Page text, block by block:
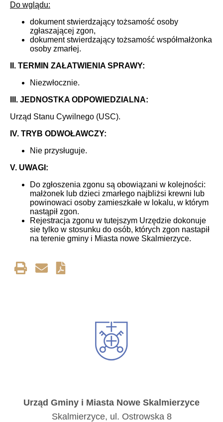
Do wglądu:
dokument stwierdzający tożsamość osoby
zgłaszającej zgon,
dokument stwierdzający tożsamość współmałżonka
osoby zmarłej.
II. TERMIN ZAŁATWIENIA SPRAWY:
Niezwłocznie.
III. JEDNOSTKA ODPOWIEDZIALNA:
Urząd Stanu Cywilnego (USC).
IV. TRYB ODWOŁAWCZY:
Nie przysługuje.
V. UWAGI:
Do zgłoszenia zgonu są obowiązani w kolejności:
małżonek lub dzieci zmarłego najbliżsi krewni lub
powinowaci osoby zamieszkałe w lokalu, w którym
nastąpił zgon.
Rejestracja zgonu w tutejszym Urzędzie dokonuje
sie tylko w stosunku do osób, których zgon nastapił
na terenie gminy i Miasta nowe Skalmierzyce.
Urząd Gminy i Miasta Nowe Skalmierzyce
Skalmierzyce, ul. Ostrowska 8